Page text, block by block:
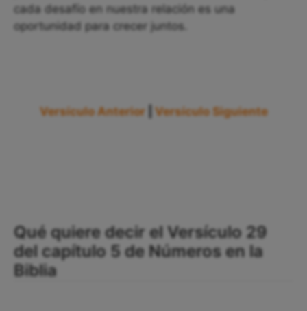
cada desafío en nuestra relación es una
oportunidad para crecer juntos.
Versículo Anterior Versículo Siguiente
Qué quiere decir el Versículo 29
del capítulo 5 de Números en la
Biblia